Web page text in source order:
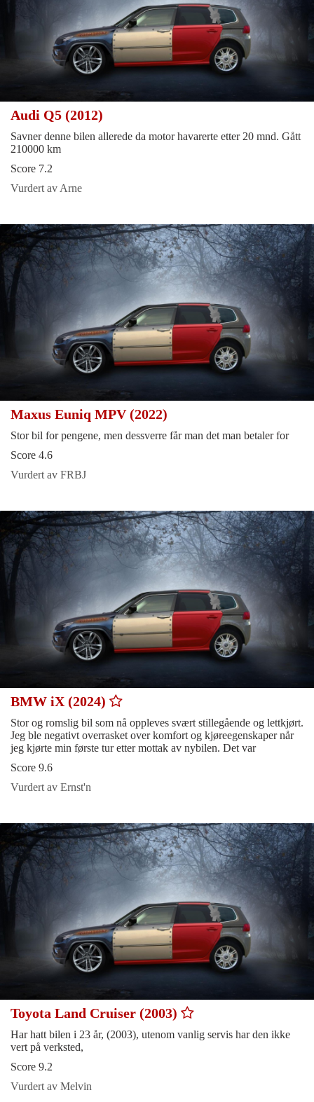
Audi Q5 (2012)
Savner denne bilen allerede da motor havarerte etter 20 mnd. Gått
210000 km
Score 7.2
Vurdert av Arne
Maxus Euniq MPV (2022)
Stor bil for pengene, men dessverre får man det man betaler for
Score 4.6
Vurdert av FRBJ
BMW iX (2024)
Stor og romslig bil som nå oppleves svært stillegående og lettkjørt.
Jeg ble negativt overrasket over komfort og kjøreegenskaper når
jeg kjørte min første tur etter mottak av nybilen. Det var
Score 9.6
Vurdert av Ernst'n
Toyota Land Cruiser (2003)
Har hatt bilen i 23 år, (2003), utenom vanlig servis har den ikke
vert på verksted,
Score 9.2
Vurdert av Melvin